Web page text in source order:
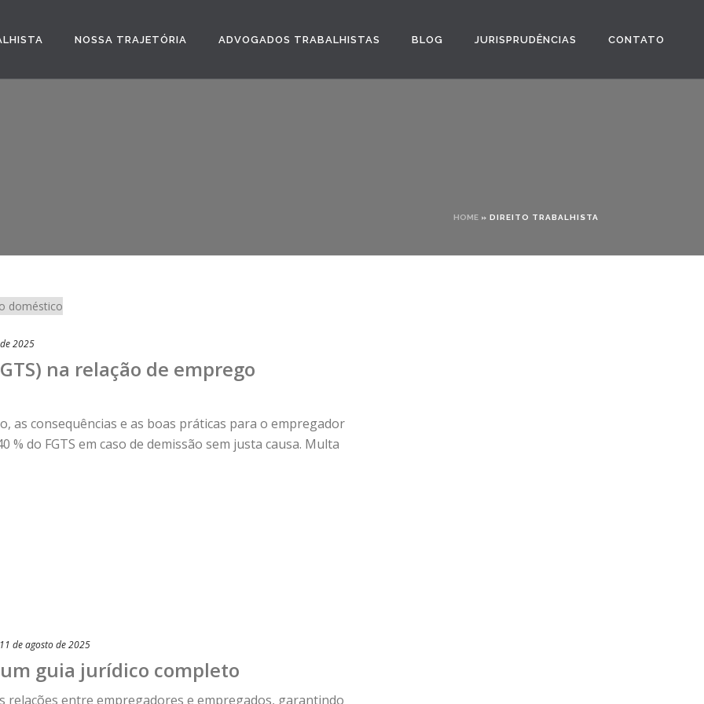
NOSSA TRAJETÓRIA ADVOGADOS TRABALHISTAS BLOG JURISPRUDÊNCIAS CONTATO
HOME » DIREITO TRABALHISTA
2025
na relação de emprego
as consequências e as boas práticas para o empregador
% do FGTS em caso de demissão sem justa causa. Multa
11 de agosto de 2025
guia jurídico completo
relações entre empregadores e empregados, garantindo